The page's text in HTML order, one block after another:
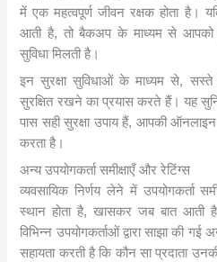
में एक महत्वपूर्ण जीवन रक्षक होता है।
आती है, तो बैकअप के माध्यम से आपको
सुविधा मिलती है।
इन सुरक्षा सुविधाओं के माध्यम से, सस्ते
सुरक्षित रखने का प्रयास करते हैं। यह
पास सही सुरक्षा उपाय हैं, आपकी
करता है।
अन्य उपयोगकर्ता समीक्षाएँ और रेटिंग्स
व्यवसायिक निर्णय लेने में उपयोगकर्ता
स्थान होता है, खासकर जब बात आती
विभिन्न उपयोगकर्ताओं द्वारा साझा की
सहायता करती है कि कौन सा प्रदाता